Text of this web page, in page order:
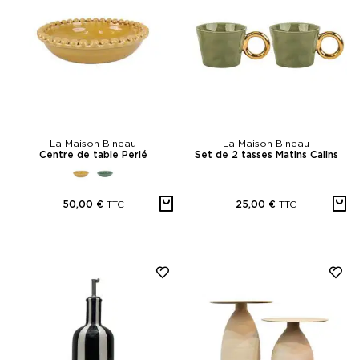
La Maison Bineau
Centre de table Perlé
50,00 € TTC
La Maison Bineau
Set de 2 tasses Matins Calins
25,00 € TTC